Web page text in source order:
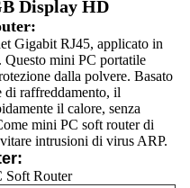
Display HD
Gigabit RJ45, applicato in
mini PC portatile
dalla polvere. Basato
di raffreddamento, il
il calore, senza
mini PC soft router di
intrusioni di virus ARP.
Soft Router